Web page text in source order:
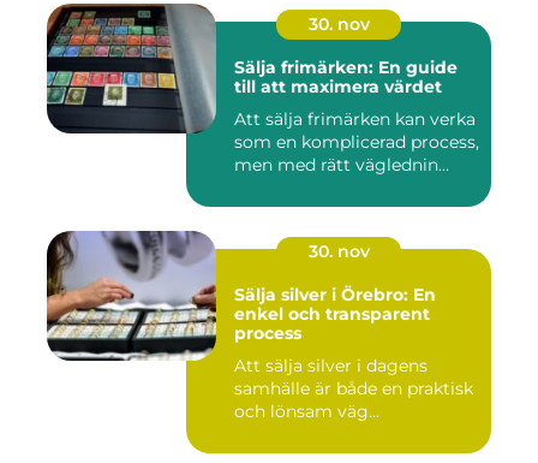
30. nov
Sälja frimärken: En guide
till att maximera värdet
Att sälja frimärken kan verka
som en komplicerad process,
men med rätt väglednin...
30. nov
Sälja silver i Örebro: En
enkel och transparent
process
Att sälja silver i dagens
samhälle är både en praktisk
och lönsam väg...